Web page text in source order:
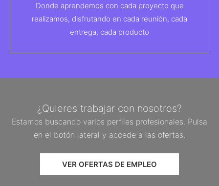
Donde aprendemos con cada proyecto que
realizamos, disfrutando en cada reunión, cada
entrega, cada producto
¿Quieres trabajar con nosotros?
Estamos buscando varios perfiles profesionales. Pulsa
en el botón lateral y accede a las ofertas.
VER OFERTAS DE EMPLEO